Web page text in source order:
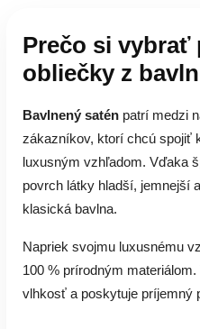
Prečo si vybrať
obliečky z
Bavlnený satén patrí medzi
zákazníkov, ktorí chcú spojiť
luxusným vzhľadom. Vďaka
povrch látky hladší, jemnejší
klasická bavlna.
Napriek svojmu luxusnému
100 % prírodným
vlhkosť a poskytuje príjemný